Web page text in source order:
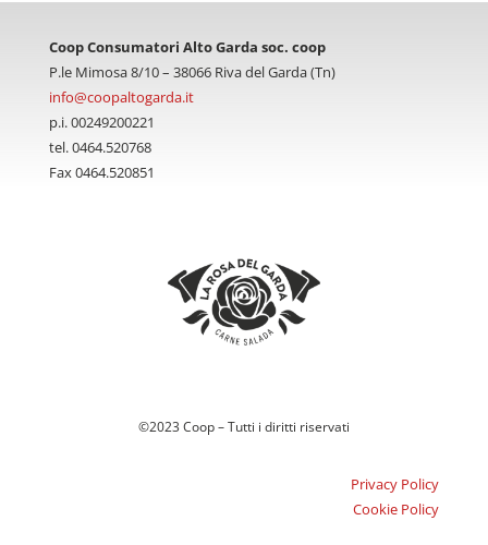
Coop Consumatori Alto Garda soc. coop
P.le Mimosa 8/10 – 38066 Riva del Garda (Tn)
info@coopaltogarda.it
p.i. 00249200221
tel. 0464.520768
Fax 0464.520851
©2023 Coop – Tutti i diritti riservati
Privacy Policy
Cookie Policy